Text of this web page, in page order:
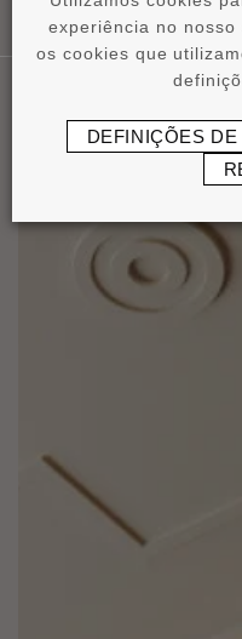
experiência no
os cookies que
DEFINIÇÕES